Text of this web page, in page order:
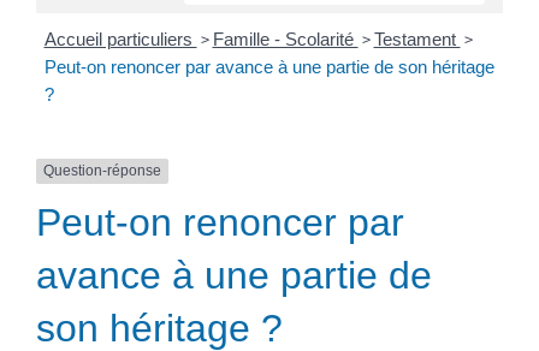
Accueil particuliers > Famille - Scolarité > Testament >
Peut-on renoncer par avance à une partie de son héritage
?
Question-réponse
Peut-on renoncer par
avance à une partie de
son héritage ?